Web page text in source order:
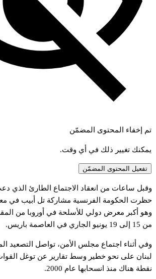
تم إخفاء المحتوى المضمّن
يمكنك تغيير ذلك في أي وقت.
تفعيل المحتوى المضمّن
وقبل ساعات من انعقاد الاجتماع الطارئ الذي
حظرت الحكومة الفرنسية مشاركة تل أبيب في
وهو أكبر معرض دولي للأسلحة في أوروبا من
من 15 إلى 19 يونيو الجاري في العاصمة باريس.
وفي أثناء اجتماع مجلس الأمن، تواصل التصعيد
لبنان على نحو خطير وسط تقارير عن توغل القوات
نقطة هناك منذ انسحابها عام 2000.